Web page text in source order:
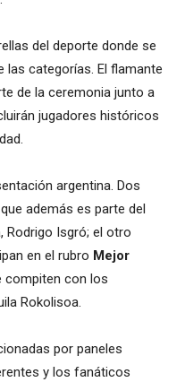
del deporte donde se
las categorías. El flamante
de la ceremonia junto a
jugadores históricos
argentina. Dos
además es parte del
Rodrigo Isgró; el otro
en el rubro Mejor
compiten con los
Rokolisoa.
por paneles
y los fanáticos